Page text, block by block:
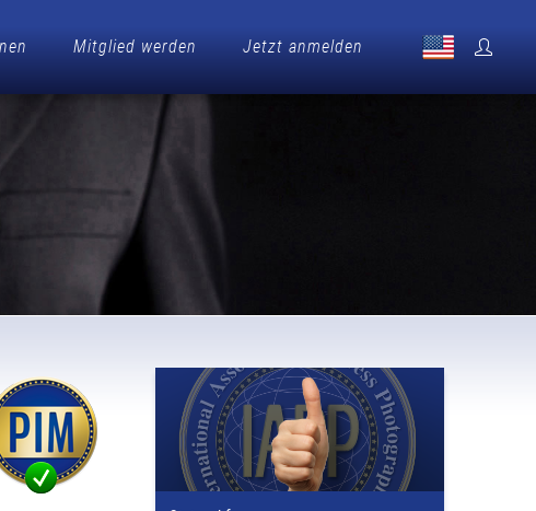
Mitglied werden Jetzt anmelden